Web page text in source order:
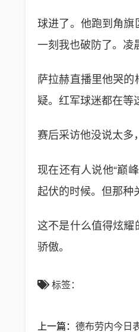
球进了。他跑到角旗
一刻我也破防了。凌
萨拉赫直播里他哭
疑。红军球迷都在等
赛后采访他没说太多
现在还有人说他“巅
起伏的时候。但那种
这不是什么值得炫耀
骄傲。
标签：
上一篇： 德布劳内今日